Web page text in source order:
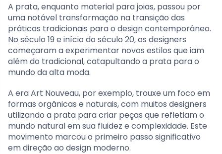
A prata, enquanto material para joias, passou por
uma notável transformação na transição das
práticas tradicionais para o design contemporâneo.
No século 19 e início do século 20, os designers
começaram a experimentar novos estilos que iam
além do tradicional, catapultando a prata para o
mundo da alta moda.
A era Art Nouveau, por exemplo, trouxe um foco em
formas orgânicas e naturais, com muitos designers
utilizando a prata para criar peças que refletiam o
mundo natural em sua fluidez e complexidade. Este
movimento marcou o primeiro passo significativo
em direção ao design moderno.